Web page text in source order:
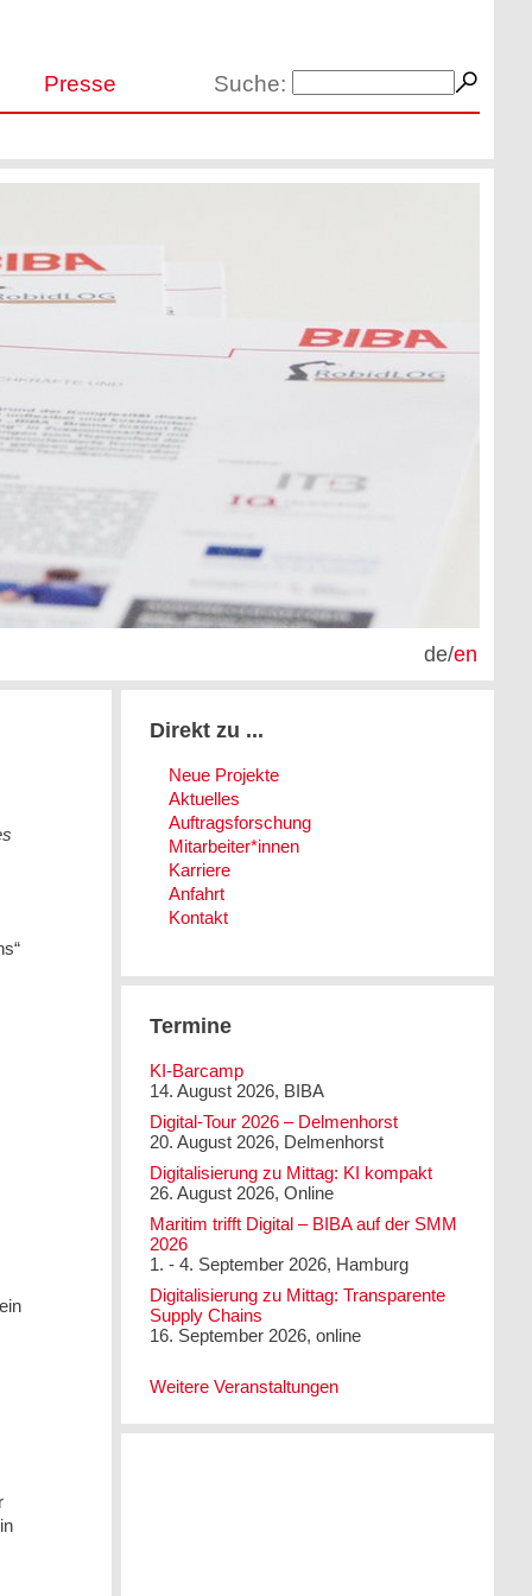
Presse Suche:
de/en
Direkt zu ...
Neue Projekte
Aktuelles
Auftragsforschung
Mitarbeiter*innen
Karriere
Anfahrt
Kontakt
Termine
KI-Barcamp
14. August 2026, BIBA
Digital-Tour 2026 – Delmenhorst
20. August 2026, Delmenhorst
Digitalisierung zu Mittag: KI kompakt
26. August 2026, Online
Maritim trifft Digital – BIBA auf der SMM
2026
1. - 4. September 2026, Hamburg
Digitalisierung zu Mittag: Transparente
Supply Chains
16. September 2026, online
Weitere Veranstaltungen